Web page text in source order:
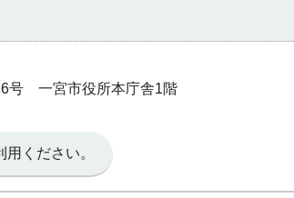
号 一宮市役所本庁舎1階
ください。